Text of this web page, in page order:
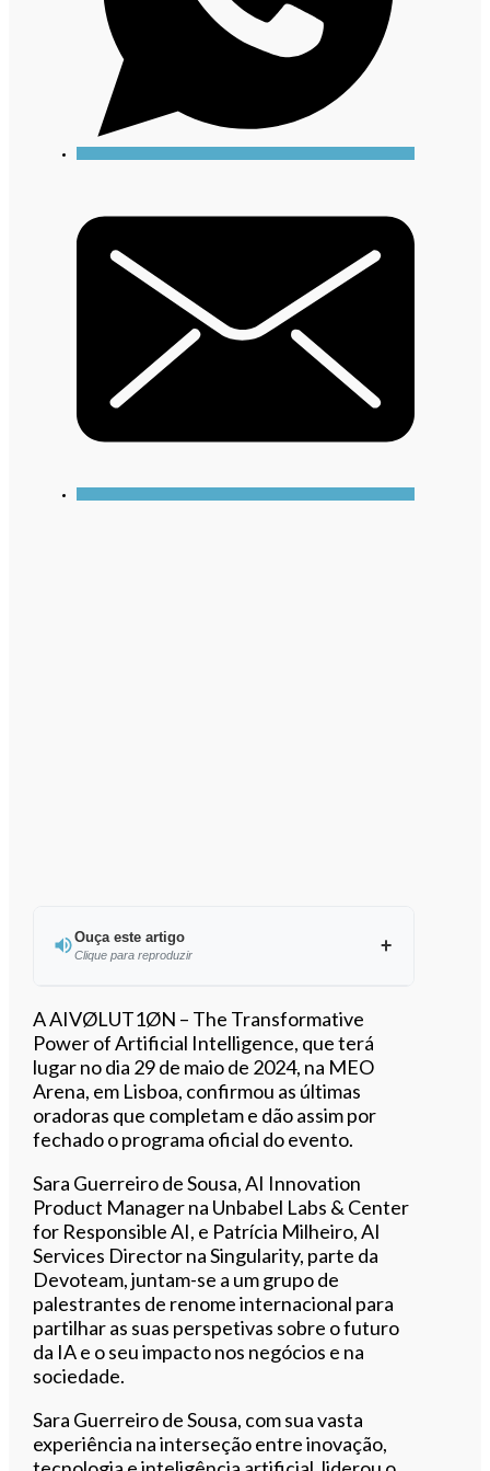
Ouça este artigo
Clique para reproduzir
Ouvir este artigo
A AIVØLUT1ØN – The Transformative
Power of Artificial Intelligence, que terá
lugar no dia 29 de maio de 2024, na MEO
Arena, em Lisboa, confirmou as últimas
oradoras que completam e dão assim por
fechado o programa oficial do evento.
Sara Guerreiro de Sousa, AI Innovation
Product Manager na Unbabel Labs & Center
for Responsible AI, e Patrícia Milheiro, AI
Services Director na Singularity, parte da
Devoteam, juntam-se a um grupo de
palestrantes de renome internacional para
partilhar as suas perspetivas sobre o futuro
da IA e o seu impacto nos negócios e na
sociedade.
Sara Guerreiro de Sousa, com sua vasta
experiência na interseção entre inovação,